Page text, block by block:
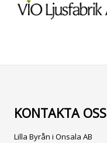
KONTAKTA OSS
Lilla Byrån i Onsala AB